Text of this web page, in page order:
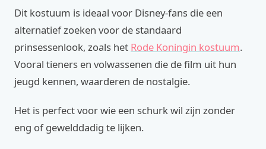
Dit kostuum is ideaal voor Disney-fans die een
alternatief zoeken voor de standaard
prinsessenlook, zoals het Rode Koningin kostuum.
Vooral tieners en volwassenen die de film uit hun
jeugd kennen, waarderen de nostalgie.
Het is perfect voor wie een schurk wil zijn zonder
eng of gewelddadig te lijken.